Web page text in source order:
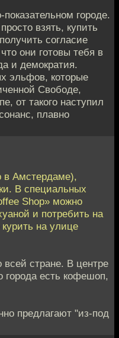
городе.
взять, купить
согласие
они готовы тебя в
и демократия.
эльфов, которые
Свободе,
от такого наступил
плавно
в Амстердаме),
В специальных
Shop» можно
и потребить на
на улице
стране. В центре
города есть кофешоп,
предлагают "из-под